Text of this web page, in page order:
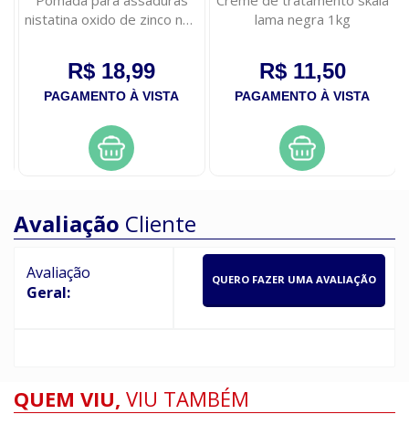
nistatina oxido de zinco neo
R$ 18,99
PAGAMENTO À VISTA
lama negra 1kg
R$ 11,50
PAGAMENTO À VISTA
Avaliação Cliente
Avaliação
Geral:
QUERO FAZER UMA AVALIAÇÃO
QUEM VIU, VIU TAMBÉM